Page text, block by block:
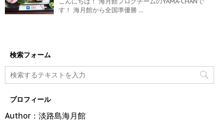
す！ 海月館から全国準優勝 ...
検索フォーム
プロフィール
Author：淡路島海月館